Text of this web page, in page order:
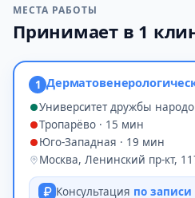
МЕСТА РАБОТЫ
Принимает в 1
1
Университет дружбы
Тропарёво · 15 мин
Юго-Западная · 19 мин
Москва, Ленинский пр-кт,
Консультация по записи